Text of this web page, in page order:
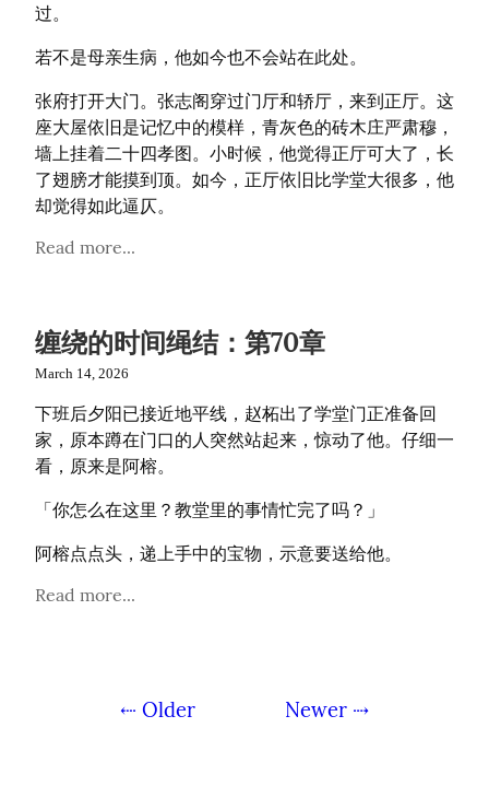
过。
若不是母亲生病，他如今也不会站在此处。
张府打开大门。张志阁穿过门厅和轿厅，来到正厅。这
座大屋依旧是记忆中的模样，青灰色的砖木庄严肃穆，
墙上挂着二十四孝图。小时候，他觉得正厅可大了，长
了翅膀才能摸到顶。如今，正厅依旧比学堂大很多，他
却觉得如此逼仄。
Read more...
缠绕的时间绳结：第70章
March 14, 2026
下班后夕阳已接近地平线，赵柘出了学堂门正准备回
家，原本蹲在门口的人突然站起来，惊动了他。仔细一
看，原来是阿榕。
「你怎么在这里？教堂里的事情忙完了吗？」
阿榕点点头，递上手中的宝物，示意要送给他。
Read more...
⇠ Older Newer ⇢